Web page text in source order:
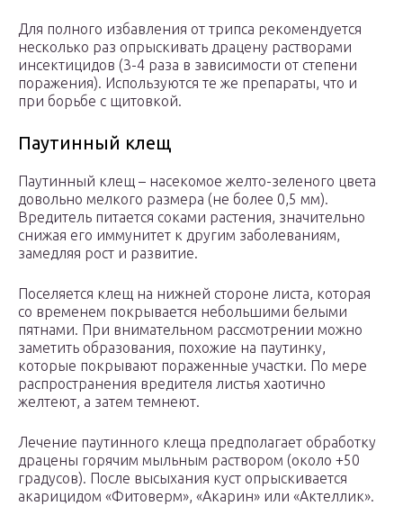
Для полного избавления от трипса рекомендуется
несколько раз опрыскивать драцену растворами
инсектицидов (3-4 раза в зависимости от степени
поражения). Используются те же препараты, что и
при борьбе с щитовкой.
Паутинный клещ
Паутинный клещ – насекомое желто-зеленого цвета
довольно мелкого размера (не более 0,5 мм).
Вредитель питается соками растения, значительно
снижая его иммунитет к другим заболеваниям,
замедляя рост и развитие.
Поселяется клещ на нижней стороне листа, которая
со временем покрывается небольшими белыми
пятнами. При внимательном рассмотрении можно
заметить образования, похожие на паутинку,
которые покрывают пораженные участки. По мере
распространения вредителя листья хаотично
желтеют, а затем темнеют.
Лечение паутинного клеща предполагает обработку
драцены горячим мыльным раствором (около +50
градусов). После высыхания куст опрыскивается
акарицидом «Фитоверм», «Акарин» или «Актеллик».